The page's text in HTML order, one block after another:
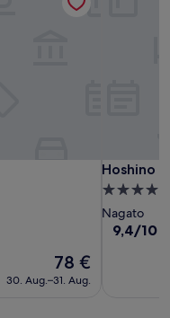
Der
Preis
beträgt
78 €
30. Aug.–31. Aug.
Hoshino
Hoshino
4.0-
Sterne-
Nagato
9.4
9,4/10